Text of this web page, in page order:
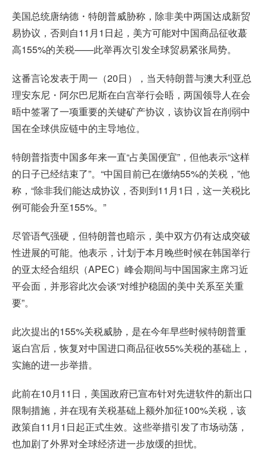
美国总统唐纳德・特朗普威胁称，除非美中两国达成新贸
易协议，否则自11月1日起，美方可能对中国商品征收蕞
高155%的关税——此举再次引发全球贸易紧张局势。
这番言论发表于周一（20日），当天特朗普与澳大利亚总
理安东尼・阿尔巴尼斯在白宫举行会晤，两国领导人在会
晤中签署了一项重要的关键矿产协议，该协议旨在削弱中
国在全球供应链中的主导地位。
特朗普指责中国多年来一直“占美国便宜”，但他表示“这样
的日子已经结束了”。“中国目前已在缴纳55%的关税，”他
称，“除非我们能达成协议，否则到11月1日，这一关税比
例可能会升至155%。”
尽管语气强硬，但特朗普也暗示，美中双方仍有达成突破
性进展的可能。他表示，计划于本月晚些时候在韩国举行
的亚太经合组织（APEC）峰会期间与中国国家主席习近
平会面，并形容此次会谈“对维护稳固的美中关系至关重
要”。
此次提出的155%关税威胁，是在今年早些时候特朗普重
返白宫后，恢复对中国进口商品征收55%关税的基础上，
实施的进一步举措。
此前在10月11日，美国政府已宣布针对先进软件的新出口
限制措施，并在现有关税基础上额外加征100%关税，该
政策自11月1日起正式生效。这些举措引发了市场动荡，
也加剧了外界对全球经济进一步放缓的担忧。